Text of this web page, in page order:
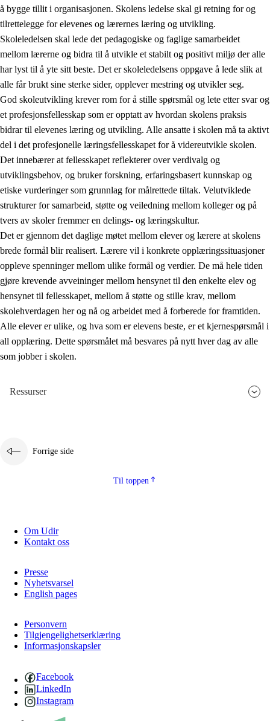
å bygge tillit i organisasjonen. Skolens ledelse skal gi retning for og
tilrettelegge for elevenes og lærernes læring og utvikling.
Skoleledelsen skal lede det pedagogiske og faglige samarbeidet
mellom lærerne og bidra til å utvikle et stabilt og positivt miljø der alle
har lyst til å yte sitt beste. Det er skoleledelsens oppgave å lede slik at
alle får brukt sine sterke sider, opplever mestring og utvikler seg.
God skoleutvikling krever rom for å stille spørsmål og lete etter svar og
et profesjonsfellesskap som er opptatt av hvordan skolens praksis
bidrar til elevenes læring og utvikling. Alle ansatte i skolen må ta aktivt
del i det profesjonelle læringsfellesskapet for å videreutvikle skolen.
Det innebærer at fellesskapet reflekterer over verdivalg og
utviklingsbehov, og bruker forskning, erfaringsbasert kunnskap og
etiske vurderinger som grunnlag for målrettede tiltak. Velutviklede
strukturer for samarbeid, støtte og veiledning mellom kolleger og på
tvers av skoler fremmer en delings- og læringskultur.
Det er gjennom det daglige møtet mellom elever og lærere at skolens
brede formål blir realisert. Lærere vil i konkrete opplæringssituasjoner
oppleve spenninger mellom ulike formål og verdier. De må hele tiden
gjøre krevende avveininger mellom hensynet til den enkelte elev og
hensynet til fellesskapet, mellom å støtte og stille krav, mellom
skolehverdagen her og nå og arbeidet med å forberede for framtiden.
Alle elever er ulike, og hva som er elevens beste, er et kjernespørsmål i
all opplæring. Dette spørsmålet må besvares på nytt hver dag av alle
som jobber i skolen.
Ressurser
Forrige side
Til toppen
Om Udir
Kontakt oss
Presse
Nyhetsvarsel
English pages
Personvern
Tilgjengelighetserklæring
Informasjonskapsler
Facebook
LinkedIn
Instagram